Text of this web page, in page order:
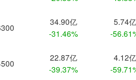
34.90亿
-31.46%
5.74亿
-
22.87亿
-39.37%
4.12亿
-